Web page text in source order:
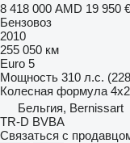
8 418 000 AMD 19 950 €
Бензовоз
2010
255 050 км
Euro 5
Мощность 310 л.с.
Колесная формула 4x2
Бельгия, Bernissart
TR-D BVBA
Связаться с